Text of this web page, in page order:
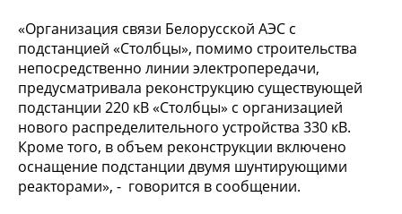
«Организация связи Белорусской АЭС с
подстанцией «Столбцы», помимо строительства
непосредственно линии электропередачи,
предусматривала реконструкцию существующей
подстанции 220 кВ «Столбцы» с организацией
нового распределительного устройства 330 кВ.
Кроме того, в объем реконструкции включено
оснащение подстанции двумя шунтирующими
реакторами», - говорится в сообщении.